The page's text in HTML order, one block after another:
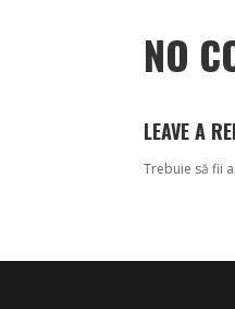
NO
LEAVE A
Trebuie să fii